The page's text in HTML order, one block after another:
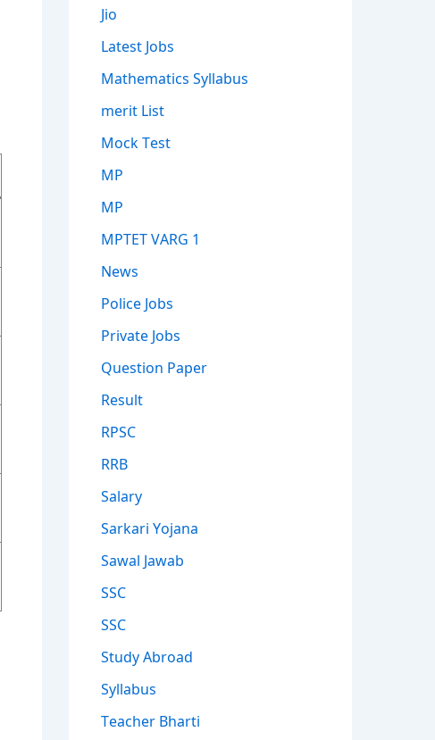
Jio
Latest Jobs
Mathematics Syllabus
merit List
Mock Test
MP
MP
MPTET VARG 1
News
Police Jobs
Private Jobs
Question Paper
Result
RPSC
RRB
Salary
Sarkari Yojana
Sawal Jawab
SSC
SSC
Study Abroad
Syllabus
Teacher Bharti